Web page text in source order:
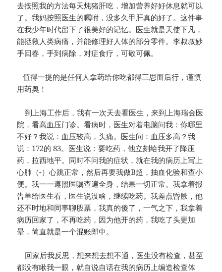
去按照我的方法每天炖猪肝吃，增加营养好好休息就可以
了。我妈按照医生的嘱咐，没多久甲肝真的好了。这件事
在我少年时代留下了很美好的记忆。医生就是天使下凡，
能拯救人类病痛，并能修理好人体的部分零件。李叔叔妙
手回春，手到病除，对症食疗，可敬可佩。
值得一提的是任何人拿药给你吃都得三思而后行，谨慎
用药奥！
到上海工作后，我有一次天去看医生，来到上海瑞金医
院，看高血压门诊。看病时，医生对着电脑问我：你哪里
不好？我说：血压较高，头痛。医生问：血压多高？我
说：172的 83。医生说：要吃药，他立刻给我开了降压
药，拉西地平。同时不问我的症状，就在我的病历上写上
心肺（-）心跳正常，然后再要我做B超，抽血化验和查小
便。我一一遵照医嘱查遍全身，结果一切正常。我拿着报
告单给医生看，医生说没啥，继续吃药。我差点昏厥，他
还不时地和同事聊股票，我真的傻了，一气之下，我拿着
病历回家了，不再吃药，因为他开的药，我吃了头更加
晕，简直就是一个混账郎中。
回家后我反思，想来想去想不通，医生没有检查，甚至
都没有瞅我一眼，就自说自话在我的病历上编造检查体